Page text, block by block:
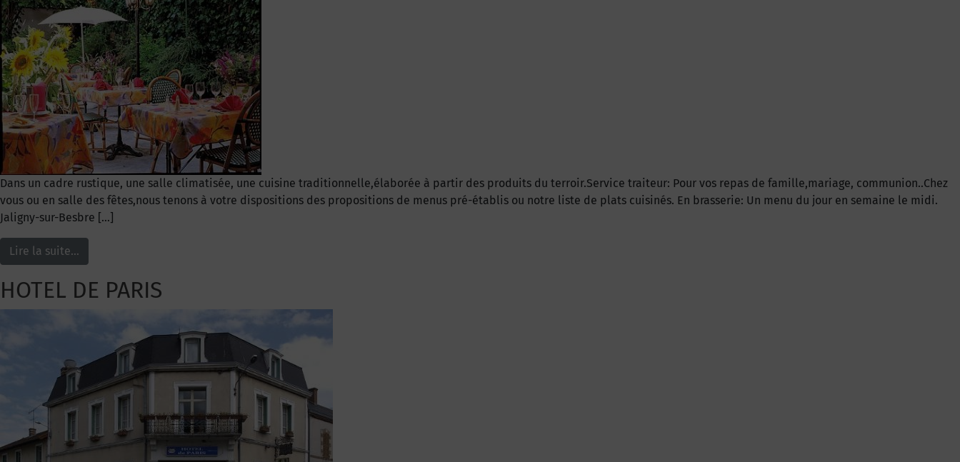
Dans un cadre rustique, une salle climatisée, une cuisine traditionnelle,élaborée à partir des produits du terroir.Service traiteur: Pour vos repas de famille,mariage, communion..Chez
vous ou en salle des fêtes,nous tenons à votre dispositions des propositions de menus pré-établis ou notre liste de plats cuisinés. En brasserie: Un menu du jour en semaine le midi.
Jaligny-sur-Besbre […]
Lire la suite…
HOTEL DE PARIS